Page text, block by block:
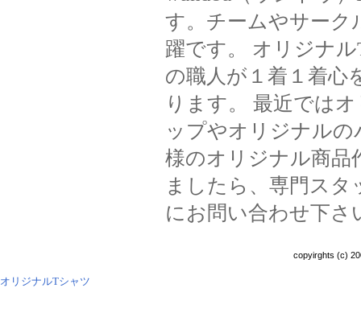
す。チームやサーク
躍です。 オリジナ
の職人が１着１着心
ります。 最近では
ップやオリジナル
様のオリジナル商品
ましたら、専門ス
にお問い合わせ下さ
copyirghts (c)
オリジナルTシャツ